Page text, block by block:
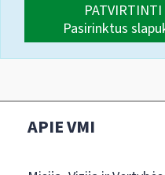
PATVIRTINTI
Pasirinktus
APIE VMI